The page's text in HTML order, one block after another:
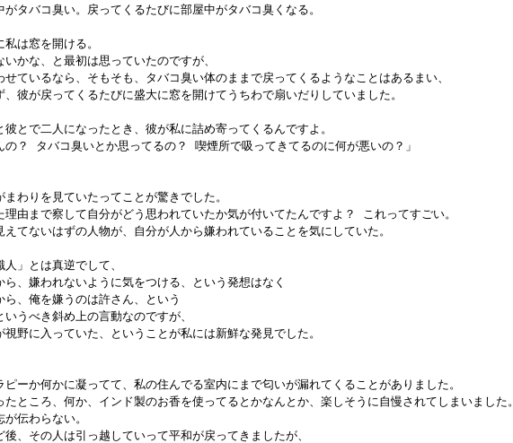
タバコ臭い。戻ってくるたびに部屋中がタバコ臭くなる。
は窓を開ける。
かな、と最初は思っていたのですが、
ているなら、そもそも、タバコ臭い体のままで戻ってくるようなことはあるまい、
彼が戻ってくるたびに盛大に窓を開けてうちわで扇いだりしていました。
とで二人になったとき、彼が私に詰め寄ってくるんですよ。
？ タバコ臭いとか思ってるの？ 喫煙所で吸ってきてるのに何が悪いの？」
わりを見ていたってことが驚きでした。
由まで察して自分がどう思われていたか気が付いてたんですよ？ これってすごい。
てないはずの人物が、自分が人から嫌われていることを気にしていた。
」とは真逆でして、
、嫌われないように気をつける、という発想はなく
、俺を嫌うのは許さん、という
うべき斜め上の言動なのですが、
野に入っていた、ということが私には新鮮な発見でした。
ーか何かに凝ってて、私の住んでる室内にまで匂いが漏れてくることがありました。
ころ、何か、インド製のお香を使ってるとかなんとか、楽しそうに自慢されてしまいました。
伝わらない。
、その人は引っ越していって平和が戻ってきましたが、